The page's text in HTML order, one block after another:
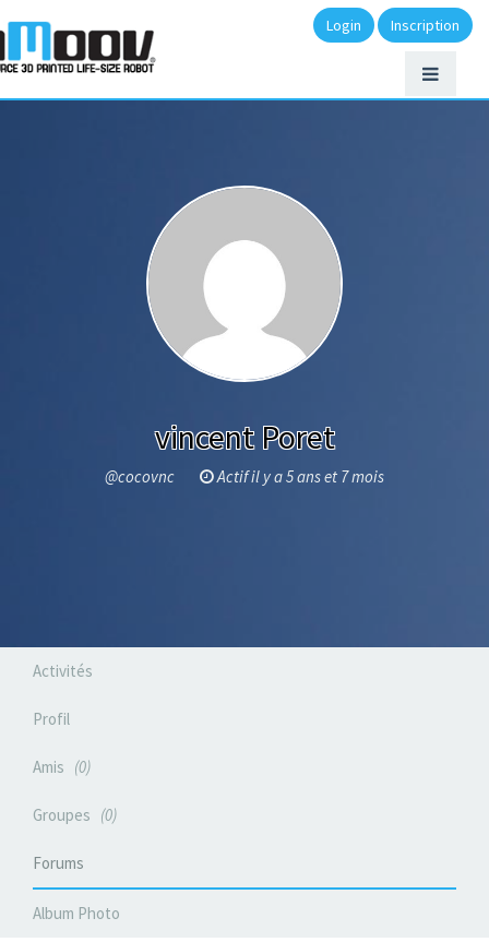
Login Inscription
vincent Poret
@cocovnc Actif il y a 5 ans et 7 mois
Activités
Profil
Amis 0
Groupes 0
Forums
Album Photo